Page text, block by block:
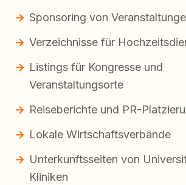
Sponsoring von
Verzeichnisse für
Listings für Kongresse und
Veranstaltungsorte
Reiseberichte und PR-
Lokale Wirtschaftsverbände
Unterkunftsseiten von
Kliniken